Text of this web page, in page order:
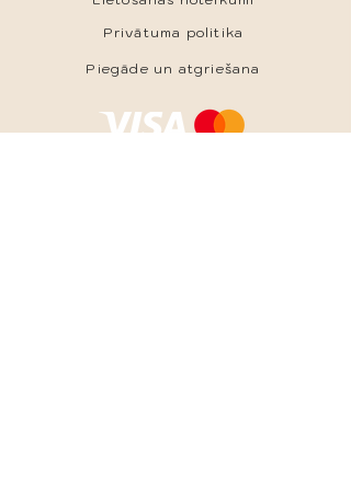
Privātuma politika
Piegāde un atgriešana